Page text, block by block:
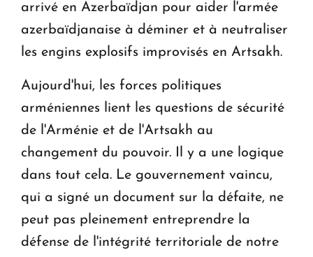
arrivé en Azerbaïdjan pour aider l'armée
azerbaïdjanaise à déminer et à neutraliser
les engins explosifs improvisés en Artsakh.
Aujourd'hui, les forces politiques
arméniennes lient les questions de sécurité
de l'Arménie et de l'Artsakh au
changement du pouvoir. Il y a une logique
dans tout cela. Le gouvernement vaincu,
qui a signé un document sur la défaite, ne
peut pas pleinement entreprendre la
défense de l'intégrité territoriale de notre